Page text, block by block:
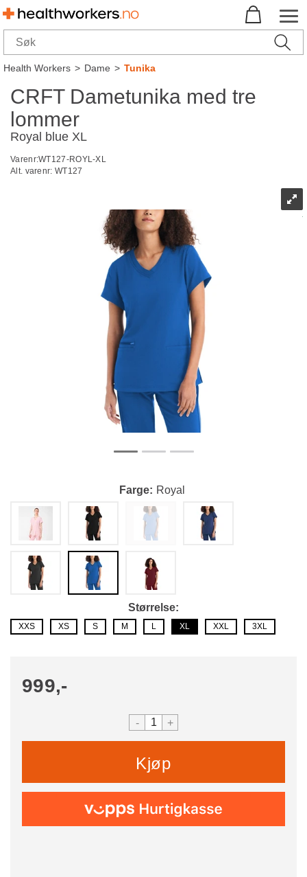
Health Workers>Dame>Tunika
CRFT Dametunika med tre
lommer
Royal blue XL
Varenr:WT127-ROYL-XL
Alt. varenr: WT127
Farge Royal
Størrelse
XXS XS S M L XL XXL 3XL
999,-
- +
Kjøp